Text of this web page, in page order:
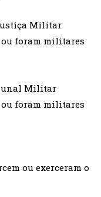
Militar
ou foram militares
Militar
ou foram militares
ou exerceram o